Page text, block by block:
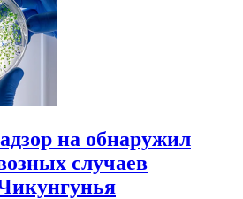
на обнаружил
случаев